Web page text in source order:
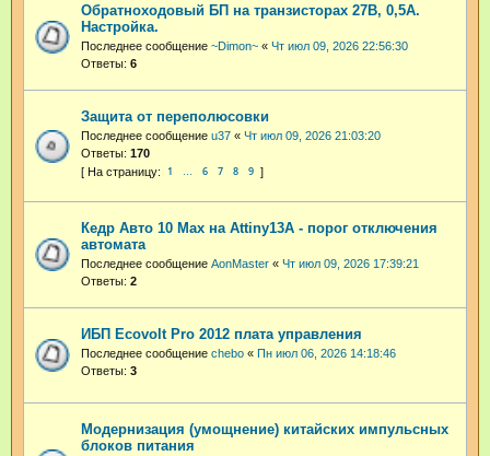
Обратноходовый БП на транзисторах 27В, 0,5А.
Настройка.
Последнее сообщение ~Dimon~ « Чт июл 09, 2026 22:56:30
Ответы: 6
Защита от переполюсовки
Последнее сообщение u37 « Чт июл 09, 2026 21:03:20
Ответы: 170
1 … 6 7 8 9
Кедр Авто 10 Max на Attiny13A - порог отключения
автомата
Последнее сообщение AonMaster « Чт июл 09, 2026 17:39:21
Ответы: 2
ИБП Ecovolt Pro 2012 плата управления
Последнее сообщение chebo « Пн июл 06, 2026 14:18:46
Ответы: 3
Модернизация (умощнение) китайских импульсных
блоков питания